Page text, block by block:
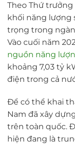
Theo Thứ trưởng
khối năng lượng
trọng trong
Vào cuối năm
nguồn năng
khoảng 7,03 tỷ
điện trong cả
Để có thể khai
Nam đã xây
trên toàn quốc.
hiện đang là